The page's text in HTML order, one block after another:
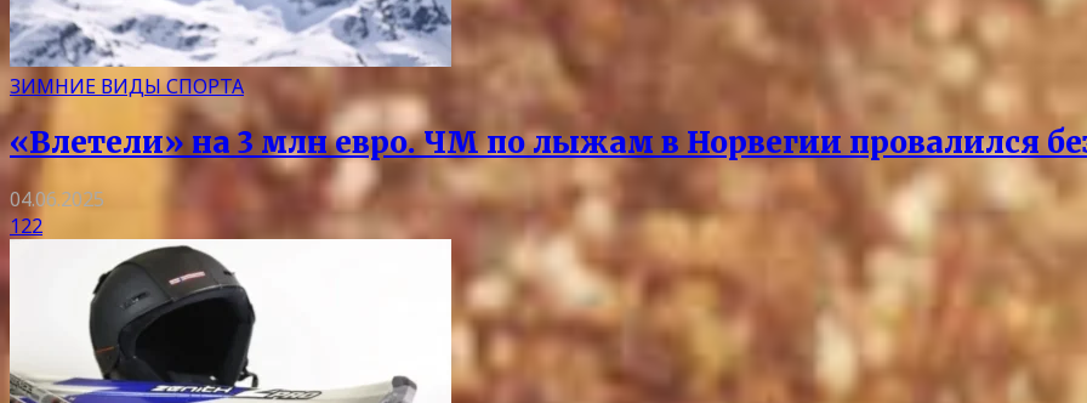
ЗИМНИЕ ВИДЫ СПОРТА
«Влетели» на 3 млн евро. ЧМ по лыжам в Норвегии провалился
04.06.2025
122